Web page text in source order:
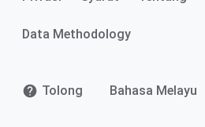
Data Methodology
Tolong